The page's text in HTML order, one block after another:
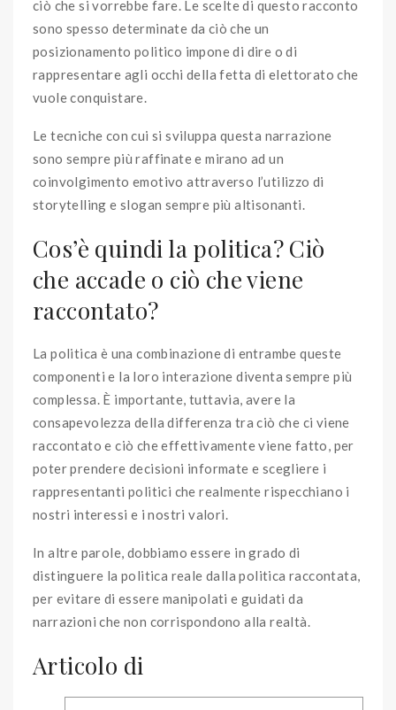
ciò che si vorrebbe fare. Le scelte di questo racconto
sono spesso determinate da ciò che un
posizionamento politico impone di dire o di
rappresentare agli occhi della fetta di elettorato che
vuole conquistare.
Le tecniche con cui si sviluppa questa narrazione
sono sempre più raffinate e mirano ad un
coinvolgimento emotivo attraverso l’utilizzo di
storytelling e slogan sempre più altisonanti.
Cos’è quindi la politica? Ciò
che accade o ciò che viene
raccontato?
La politica è una combinazione di entrambe queste
componenti e la loro interazione diventa sempre più
complessa. È importante, tuttavia, avere la
consapevolezza della differenza tra ciò che ci viene
raccontato e ciò che effettivamente viene fatto, per
poter prendere decisioni informate e scegliere i
rappresentanti politici che realmente rispecchiano i
nostri interessi e i nostri valori.
In altre parole, dobbiamo essere in grado di
distinguere la politica reale dalla politica raccontata,
per evitare di essere manipolati e guidati da
narrazioni che non corrispondono alla realtà.
Articolo di